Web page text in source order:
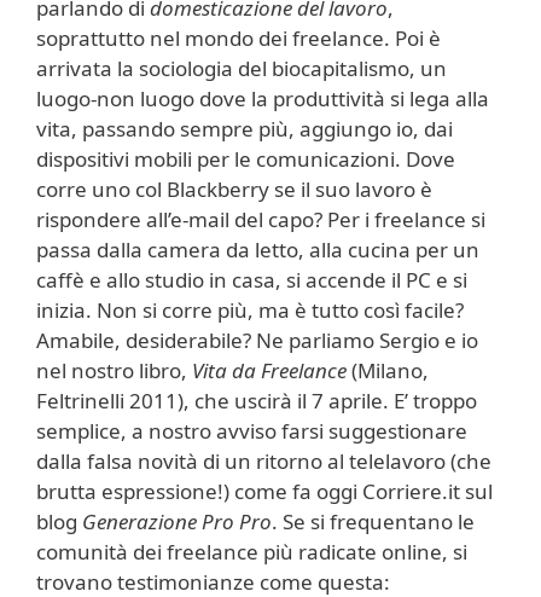
parlando di domesticazione del lavoro,
soprattutto nel mondo dei freelance. Poi è
arrivata la sociologia del biocapitalismo, un
luogo-non luogo dove la produttività si lega alla
vita, passando sempre più, aggiungo io, dai
dispositivi mobili per le comunicazioni. Dove
corre uno col Blackberry se il suo lavoro è
rispondere all’e-mail del capo? Per i freelance si
passa dalla camera da letto, alla cucina per un
caffè e allo studio in casa, si accende il PC e si
inizia. Non si corre più, ma è tutto così facile?
Amabile, desiderabile? Ne parliamo Sergio e io
nel nostro libro, Vita da Freelance(Milano,
Feltrinelli 2011), che uscirà il 7 aprile. E’ troppo
semplice, a nostro avviso farsi suggestionare
dalla falsa novità di un ritorno al telelavoro (che
brutta espressione!) come fa oggi Corriere.it sul
blog Generazione Pro Pro. Se si frequentano le
comunità dei freelance più radicate online, si
trovano testimonianze come questa: